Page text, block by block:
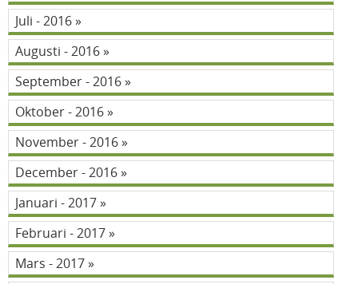
Juli - 2016
Augusti - 2016
September - 2016
Oktober - 2016
November - 2016
December - 2016
Januari - 2017
Februari - 2017
Mars - 2017